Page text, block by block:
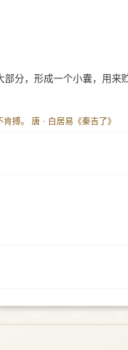
分，形成一个小囊，用来
肯搏。 唐 · 白居易《秦吉了》